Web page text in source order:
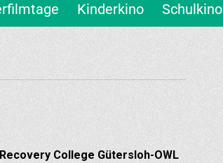
Kinderkino Schulkino
College Gütersloh-OWL